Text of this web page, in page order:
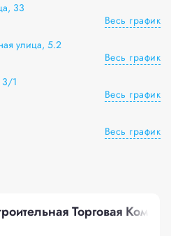
33
Весь график
улица, 5.2
Весь график
3/1
Весь график
Весь график
Торговая